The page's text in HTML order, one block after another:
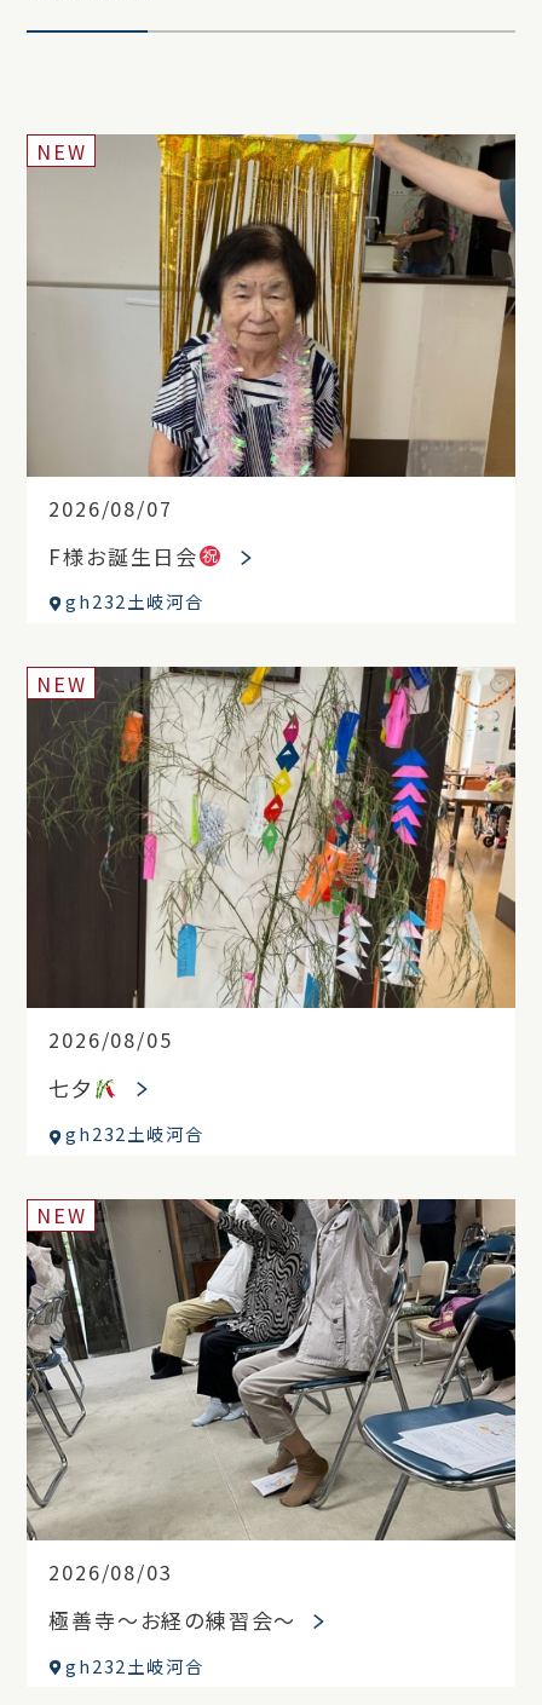
2026/08/07
NEW
F様お誕生日会
gh232土岐河合
2026/08/05
NEW
七夕
gh232土岐河合
2026/08/03
NEW
極善寺～お経の練習会～
gh232土岐河合